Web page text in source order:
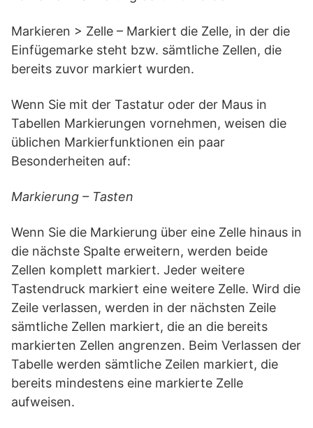
Markieren > Zelle – Markiert die Zelle, in der die
Einfügemarke steht bzw. sämtliche Zellen, die
bereits zuvor markiert wurden.
Wenn Sie mit der Tastatur oder der Maus in
Tabellen Markierungen vornehmen, weisen die
üblichen Markierfunktionen ein paar
Besonderheiten auf:
Markierung – Tasten
Wenn Sie die Markierung über eine Zelle hinaus in
die nächste Spalte erweitern, werden beide
Zellen komplett markiert. Jeder weitere
Tastendruck markiert eine weitere Zelle. Wird die
Zeile verlassen, werden in der nächsten Zeile
sämtliche Zellen markiert, die an die bereits
markierten Zellen angrenzen. Beim Verlassen der
Tabelle werden sämtliche Zeilen markiert, die
bereits mindestens eine markierte Zelle
aufweisen.